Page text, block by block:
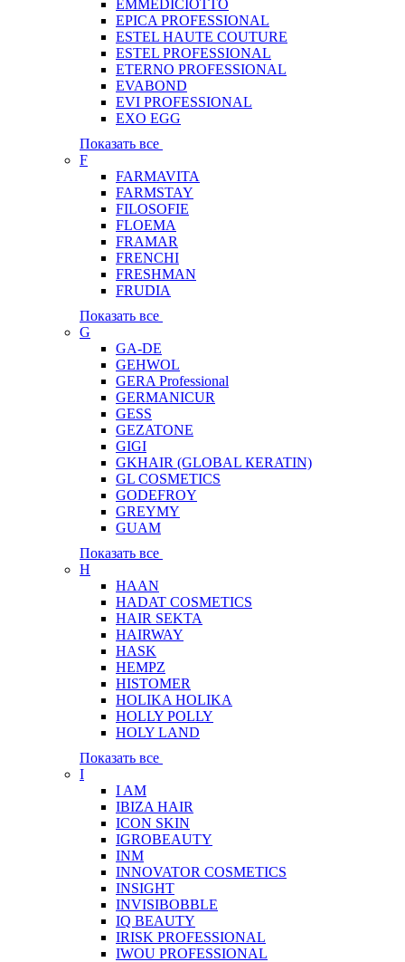
EMMEDICIOTTO
EPICA PROFESSIONAL
ESTEL HAUTE COUTURE
ESTEL PROFESSIONAL
ETERNO PROFESSIONAL
EVABOND
EVI PROFESSIONAL
EXO EGG
Показать все
F
FARMAVITA
FARMSTAY
FILOSOFIE
FLOEMA
FRAMAR
FRENCHI
FRESHMAN
FRUDIA
Показать все
G
GA-DE
GEHWOL
GERA Professional
GERMANICUR
GESS
GEZATONE
GIGI
GKHAIR (GLOBAL КЕRATIN)
GL COSMETICS
GODEFROY
GREYMY
GUAM
Показать все
H
HAAN
HADAT COSMETICS
HAIR SEKTA
HAIRWAY
HASK
HEMPZ
HISTOMER
HOLIKA HOLIKA
HOLLY POLLY
HOLY LAND
Показать все
I
I AM
IBIZA HAIR
ICON SKIN
IGROBEAUTY
INM
INNOVATOR COSMETICS
INSIGHT
INVISIBOBBLE
IQ BEAUTY
IRISK PROFESSIONAL
IWOU PROFESSIONAL